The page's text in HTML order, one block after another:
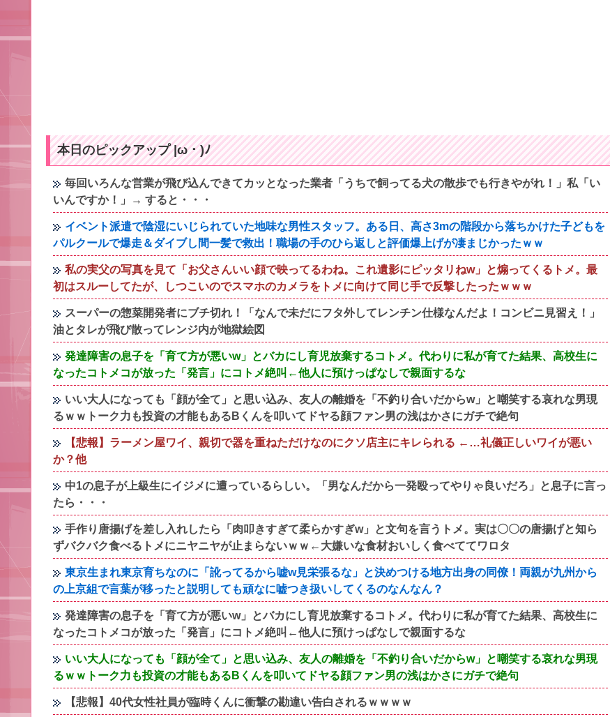
本日のピックアップ |ω・)ﾉ
毎回いろんな営業が飛び込んできてカッとなった業者「うちで飼ってる犬の散歩でも行きやがれ！」私「い
いんですか！」→ すると・・・
イベント派遣で陰湿にいじられていた地味な男性スタッフ。ある日、高さ3mの階段から落ちかけた子どもを
パルクールで爆走＆ダイブし間一髪で救出！職場の手のひら返しと評価爆上げが凄まじかったｗｗ
私の実父の写真を見て「お父さんいい顔で映ってるわね。これ遺影にピッタリねw」と煽ってくるトメ。最
初はスルーしてたが、しつこいのでスマホのカメラをトメに向けて同じ手で反撃したったｗｗｗ
スーパーの惣菜開発者にブチ切れ！「なんで未だにフタ外してレンチン仕様なんだよ！コンビニ見習え！」
油とタレが飛び散ってレンジ内が地獄絵図
発達障害の息子を「育て方が悪いw」とバカにし育児放棄するコトメ。代わりに私が育てた結果、高校生に
なったコトメコが放った「発言」にコトメ絶叫←他人に預けっぱなしで親面するな
いい大人になっても「顔が全て」と思い込み、友人の離婚を「不釣り合いだからw」と嘲笑する哀れな男現
るｗｗトーク力も投資の才能もあるBくんを叩いてドヤる顔ファン男の浅はかさにガチで絶句
【悲報】ラーメン屋ワイ、親切で器を重ねただけなのにクソ店主にキレられる ←…礼儀正しいワイが悪い
か？他
中1の息子が上級生にイジメに遭っているらしい。「男なんだから一発殴ってやりゃ良いだろ」と息子に言っ
たら・・・
手作り唐揚げを差し入れしたら「肉叩きすぎて柔らかすぎw」と文句を言うトメ。実は〇〇の唐揚げと知ら
ずバクバク食べるトメにニヤニヤが止まらないｗｗ←大嫌いな食材おいしく食べててワロタ
東京生まれ東京育ちなのに「訛ってるから嘘w見栄張るな」と決めつける地方出身の同僚！両親が九州から
の上京組で言葉が移ったと説明しても頑なに嘘つき扱いしてくるのなんなん？
発達障害の息子を「育て方が悪いw」とバカにし育児放棄するコトメ。代わりに私が育てた結果、高校生に
なったコトメコが放った「発言」にコトメ絶叫←他人に預けっぱなしで親面するな
いい大人になっても「顔が全て」と思い込み、友人の離婚を「不釣り合いだからw」と嘲笑する哀れな男現
るｗｗトーク力も投資の才能もあるBくんを叩いてドヤる顔ファン男の浅はかさにガチで絶句
【悲報】40代女性社員が臨時くんに衝撃の勘違い告白されるｗｗｗｗ